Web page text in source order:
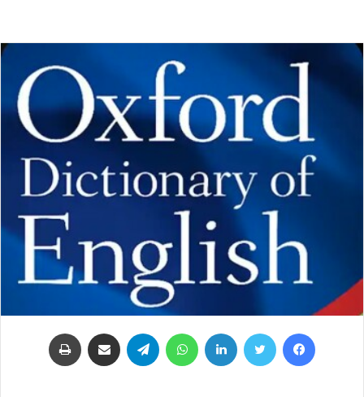
فيسبوك تويتر لينكدإن واتساب تيلقرام مشاركة عبر البريد